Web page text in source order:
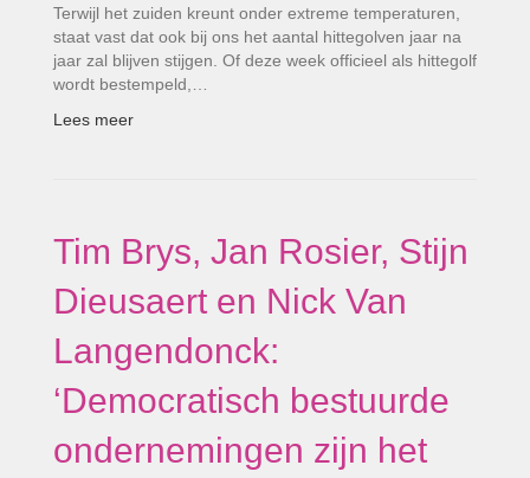
Terwijl het zuiden kreunt onder extreme temperaturen,
staat vast dat ook bij ons het aantal hittegolven jaar na
jaar zal blijven stijgen. Of deze week officieel als hittegolf
wordt bestempeld,…
Lees meer
Tim Brys, Jan Rosier, Stijn
Dieusaert en Nick Van
Langendonck:
‘Democratisch bestuurde
ondernemingen zijn het